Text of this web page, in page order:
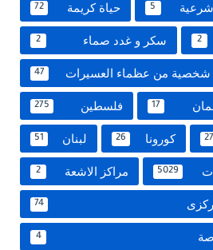
5 حياة كريمة 72
2 سكر و غدد صماء 2
شخصية من عظماء العسيرات 47
17 فلسطين 275
27 كورونا 26 لبنان 51
5029 مراكز الاشعة 2
74
4